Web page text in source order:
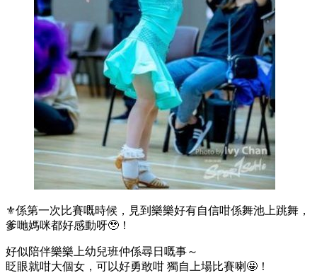
⚜️係第一次比賽嘅時候，見到樂樂好有自信咁係舞池上跳舞，
爹哋媽咪都好感動呀🥹！
好似陪伴樂樂上幼兒班仲係尋日嘅事～
眨眼就咁大個女，可以好勇敢咁 獨自上場比賽喇🤩！